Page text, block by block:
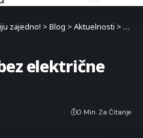
zajedno! > Blog > Aktuelnosti >
električne
0 Min. Za Čitanje